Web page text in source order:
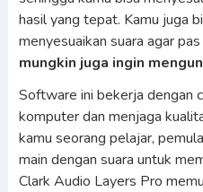
hasil yang tepat. Kamu juga
menyesuaikan suara agar
mungkin juga ingin
Software ini bekerja dengan
komputer dan menjaga
kamu seorang pelajar,
main dengan suara untuk
Clark Audio Layers Pro